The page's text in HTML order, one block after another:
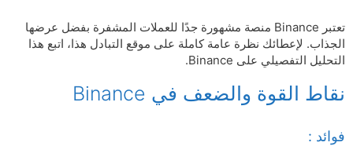
تعتبر Binance منصة مشهورة جدًا للعملات المشفرة بفضل عرضها
الجذاب. لإعطائك نظرة عامة كاملة على موقع التبادل هذا، اتبع هذا
التحليل التفصيلي على Binance.
نقاط القوة والضعف في Binance
فوائد :